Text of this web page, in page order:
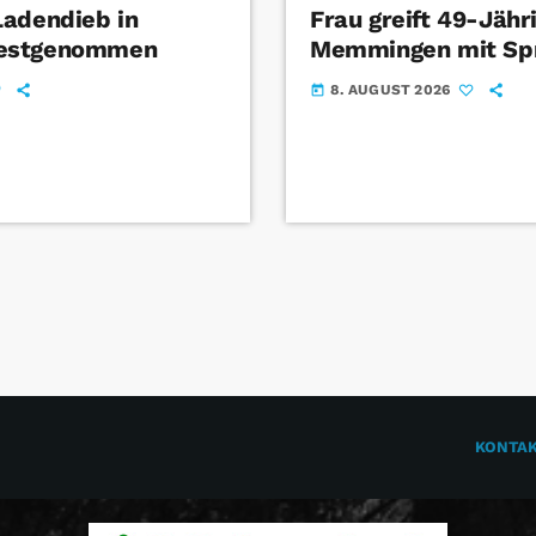
in
Frau greift 49-
Memmingen mit
today 8. AUGUST 2026